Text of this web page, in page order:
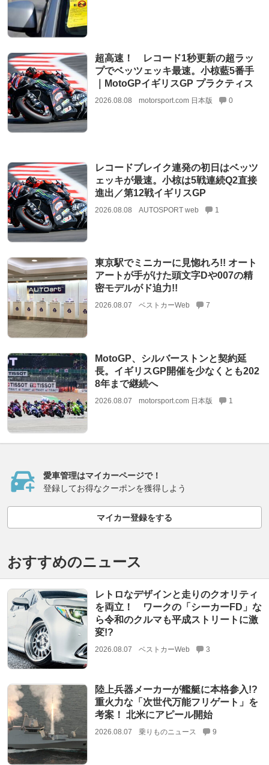
超高速！ レコード1秒更新の超ラッ
プでベッツェッキ最速。小椋藍5番手
｜MotoGPイギリスGP プラクティス
2026.08.08 motorsport.com 日本版 0
レコードブレイク連発の初日はベッツ
ェッキが最速。小椋は5戦連続Q2直接
進出／第12戦イギリスGP
2026.08.08 AUTOSPORT web 1
東京駅でミニカーに見惚れろ!! オート
アートが手がけた頭文字Dや007の精
密モデルがド迫力!!
2026.08.07 ベストカーWeb 7
MotoGP、シルバーストンと契約延
長。イギリスGP開催を少なくとも202
8年まで継続へ
2026.08.07 motorsport.com 日本版 1
愛車管理はマイカーページで！
登録してお得なクーポンを獲得しよう
マイカー登録をする
おすすめのニュース
レトロなデザインと走りのクオリティ
を両立！ ワークの「シーカーFD」な
ら令和のクルマも平成ストリートに激
変!?
2026.08.07 ベストカーWeb 3
陸上兵器メーカーが艦艇に本格参入!?
重火力な「次世代万能フリゲート」を
考案！ 北米にアピール開始
2026.08.07 乗りものニュース 9